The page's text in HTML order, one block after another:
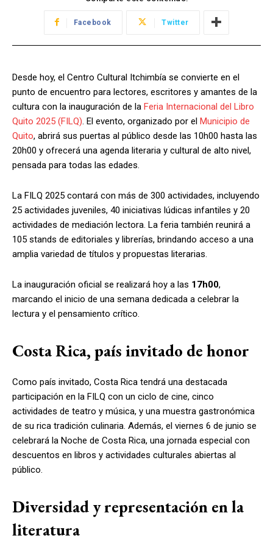
Facebook Twitter
Desde hoy, el Centro Cultural Itchimbía se convierte en el
punto de encuentro para lectores, escritores y amantes de la
cultura con la inauguración de la Feria Internacional del Libro
Quito 2025 (FILQ) . El evento, organizado por el Municipio de
Quito, abrirá sus puertas al público desde las 10h00 hasta las
20h00 y ofrecerá una agenda literaria y cultural de alto nivel,
pensada para todas las edades.
La FILQ 2025 contará con más de 300 actividades, incluyendo
25 actividades juveniles, 40 iniciativas lúdicas infantiles y 20
actividades de mediación lectora. La feria también reunirá a
105 stands de editoriales y librerías, brindando acceso a una
amplia variedad de títulos y propuestas literarias.
La inauguración oficial se realizará hoy a las 17h00,
marcando el inicio de una semana dedicada a celebrar la
lectura y el pensamiento crítico.
Costa Rica, país invitado de honor
Como país invitado, Costa Rica tendrá una destacada
participación en la FILQ con un ciclo de cine, cinco
actividades de teatro y música, y una muestra gastronómica
de su rica tradición culinaria. Además, el viernes 6 de junio se
celebrará la Noche de Costa Rica, una jornada especial con
descuentos en libros y actividades culturales abiertas al
público.
Diversidad y representación en la
literatura